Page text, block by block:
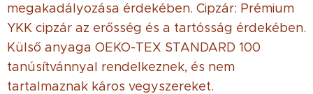
megakadályozása érdekében. Cipzár: Prémium
YKK cipzár az erősség és a tartósság érdekében.
Külső anyaga OEKO-TEX STANDARD 100
tanúsítvánnyal rendelkeznek, és nem
tartalmaznak káros vegyszereket.